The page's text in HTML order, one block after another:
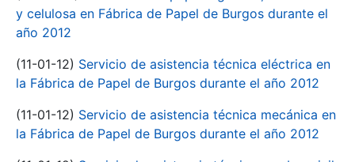
y celulosa en Fábrica de Papel de Burgos durante el
año 2012
(11-01-12) Servicio de asistencia técnica eléctrica en
la Fábrica de Papel de Burgos durante el año 2012
(11-01-12) Servicio de asistencia técnica mecánica en
la Fábrica de Papel de Burgos durante el año 2012